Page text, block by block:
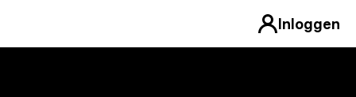
Inloggen